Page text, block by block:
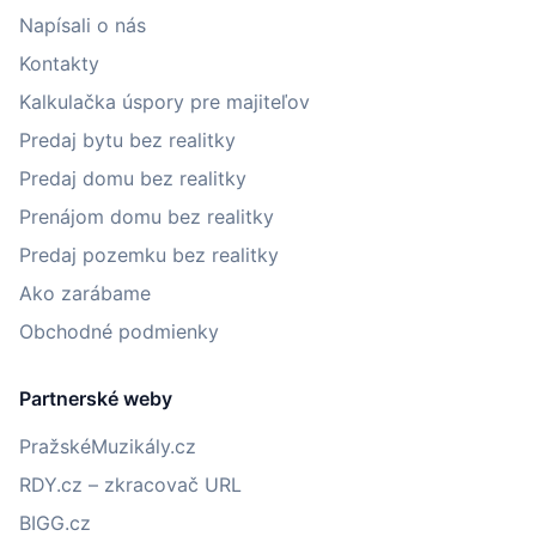
Napísali o nás
Kontakty
Kalkulačka úspory pre majiteľov
Predaj bytu bez realitky
Predaj domu bez realitky
Prenájom domu bez realitky
Predaj pozemku bez realitky
Ako zarábame
Obchodné podmienky
Partnerské weby
PražskéMuzikály.cz
RDY.cz – zkracovač URL
BIGG.cz